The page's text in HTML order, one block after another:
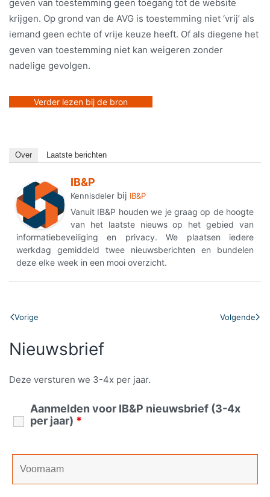
geven van toestemming geen toegang tot de website
krijgen. Op grond van de AVG is toestemming niet ‘vrij’ als
iemand geen echte of vrije keuze heeft. Of als diegene het
geven van toestemming niet kan weigeren zonder
nadelige gevolgen.
Verder lezen bij de bron
Over Laatste berichten
IB&P
Kennisdeler bij IB&P
Vanuit IB&P houden we je graag op de hoogte
van het laatste nieuws op het gebied van
informatiebeveiliging en privacy. We plaatsen iedere
werkdag gemiddeld twee nieuwsberichten en bundelen
deze elke week in een mooi overzicht.
Vorige Volgende
Nieuwsbrief
Deze versturen we 3-4x per jaar.
Aanmelden voor IB&P nieuwsbrief (3-4x
per jaar) *